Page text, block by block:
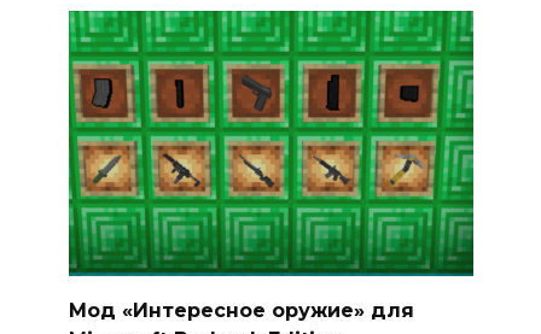
Мод «Интересное оружие» для